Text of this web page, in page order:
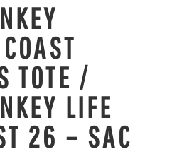
TOTE /
LIFE
26 – SAC